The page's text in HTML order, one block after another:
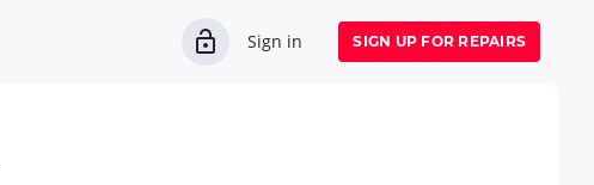
Sign in SIGN UP FOR REPAIRS